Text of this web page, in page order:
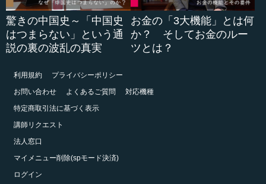
驚きの中国史～「中国史
はつまらない」という通
説の裏の波乱の真実
お金の「3大機能」とは何
か？ そしてお金のルー
ツとは？
利用規約
プライバシーポリシー
お問い合わせ
よくあるご質問
対応機種
特定商取引法に基づく表示
講師リクエスト
法人窓口
マイメニュー削除(spモード決済)
ログイン